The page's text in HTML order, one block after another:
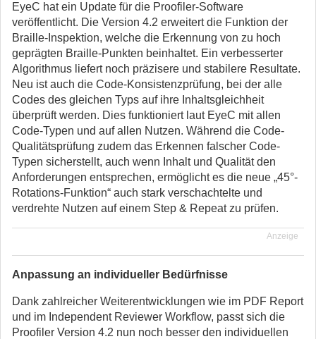
EyeC hat ein Update für die Proofiler-Software
veröffentlicht. Die Version 4.2 erweitert die Funktion der
Braille-Inspektion, welche die Erkennung von zu hoch
geprägten Braille-Punkten beinhaltet. Ein verbesserter
Algorithmus liefert noch präzisere und stabilere Resultate.
Neu ist auch die Code-Konsistenzprüfung, bei der alle
Codes des gleichen Typs auf ihre Inhaltsgleichheit
überprüft werden. Dies funktioniert laut EyeC mit allen
Code-Typen und auf allen Nutzen. Während die Code-
Qualitätsprüfung zudem das Erkennen falscher Code-
Typen sicherstellt, auch wenn Inhalt und Qualität den
Anforderungen entsprechen, ermöglicht es die neue „45°-
Rotations-Funktion“ auch stark verschachtelte und
verdrehte Nutzen auf einem Step & Repeat zu prüfen.
Anzeige
Anpassung an individueller Bedürfnisse
Dank zahlreicher Weiterentwicklungen wie im PDF Report
und im Independent Reviewer Workflow, passt sich die
Proofiler Version 4.2 nun noch besser den individuellen